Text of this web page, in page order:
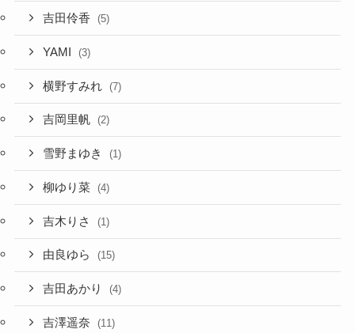
吉田伶香 (5)
YAMI (3)
横野すみれ (7)
吉岡里帆 (2)
雪野まゆき (1)
柳ゆり菜 (4)
吉木りさ (1)
由良ゆら (15)
吉田あかり (4)
吉澤遥奈 (11)